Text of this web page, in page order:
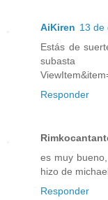
AiKiren 13 de
Estás de
subasta
Responder
es muy
hizo de
Responder